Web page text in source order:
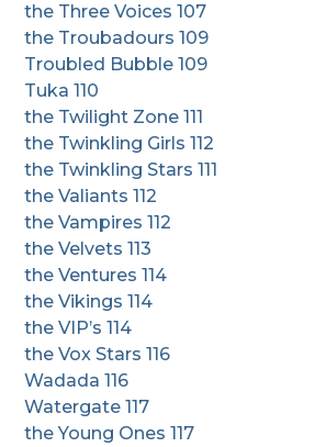
the Three Voices 107
the Troubadours 109
Troubled Bubble 109
Tuka 110
the Twilight Zone 111
the Twinkling Girls 112
the Twinkling Stars 111
the Valiants 112
the Vampires 112
the Velvets 113
the Ventures 114
the Vikings 114
the VIP’s 114
the Vox Stars 116
Wadada 116
Watergate 117
the Young Ones 117